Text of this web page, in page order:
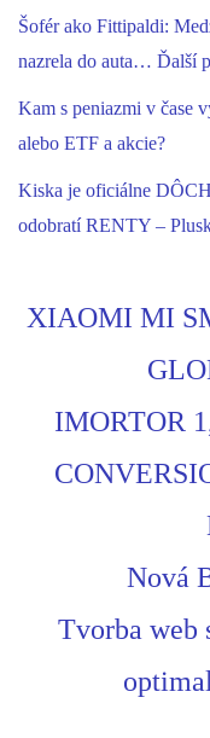
Šofér ako Fittipaldi:
nazrela do auta… Ďalší
Kam s peniazmi v čase
alebo ETF a akcie?
Kiska je oficiálne
odobratí RENTY –
XIAOMI MI
IMORTOR
Nová
Tvorba web